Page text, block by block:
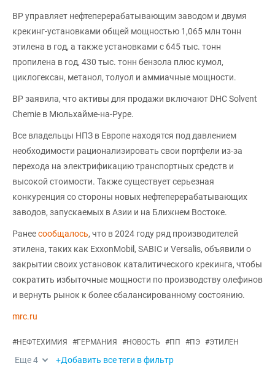
BP управляет нефтеперерабатывающим заводом и двумя
крекинг-установками общей мощностью 1,065 млн тонн
этилена в год, а также установками с 645 тыс. тонн
пропилена в год, 430 тыс. тонн бензола плюс кумол,
циклогексан, метанол, толуол и аммиачные мощности.
BP заявила, что активы для продажи включают DHC Solvent
Chemie в Мюльхайме-на-Руре.
Все владельцы НПЗ в Европе находятся под давлением
необходимости рационализировать свои портфели из-за
перехода на электрификацию транспортных средств и
высокой стоимости. Также существует серьезная
конкуренция со стороны новых нефтеперерабатывающих
заводов, запускаемых в Азии и на Ближнем Востоке.
Ранеесообщалось, что в 2024 году ряд производителей
этилена, таких как ExxonMobil, SABIC и Versalis, объявили о
закрытии своих установок каталитического крекинга, чтобы
сократить избыточные мощности по производству олефинов
и вернуть рынок к более сбалансированному состоянию.
mrc.ru
#НЕФТЕХИМИЯ #ГЕРМАНИЯ #НОВОСТЬ #ПП #ПЭ #ЭТИЛЕН
Еще4 +Добавить все теги в фильтр